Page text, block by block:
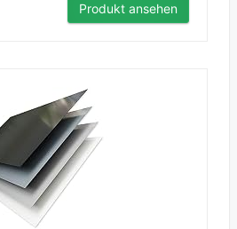
Produkt ansehen